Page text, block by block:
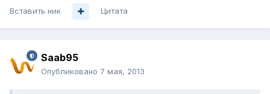
Вставить ник Цитата
Saab95
Опубликовано 7 мая, 2013